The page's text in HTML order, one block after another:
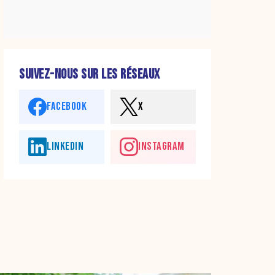
SUIVEZ-NOUS SUR LES RÉSEAUX
FACEBOOK X
LINKEDIN INSTAGRAM